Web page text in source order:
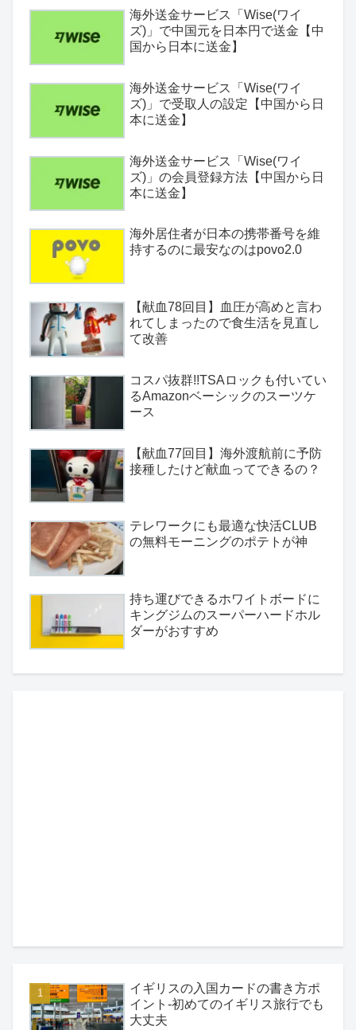
海外送金サービス「Wise(ワイ
ズ)」で中国元を日本円で送金【中
国から日本に送金】
海外送金サービス「Wise(ワイ
ズ)」で受取人の設定【中国から日
本に送金】
海外送金サービス「Wise(ワイ
ズ)」の会員登録方法【中国から日
本に送金】
海外居住者が日本の携帯番号を維
持するのに最安なのはpovo2.0
【献血78回目】血圧が高めと言わ
れてしまったので食生活を見直し
て改善
コスパ抜群!!TSAロックも付いてい
るAmazonベーシックのスーツケ
ース
【献血77回目】海外渡航前に予防
接種したけど献血ってできるの？
テレワークにも最適な快活CLUB
の無料モーニングのポテトが神
持ち運びできるホワイトボードに
キングジムのスーパーハードホル
ダーがおすすめ
イギリスの入国カードの書き方ポ
イント-初めてのイギリス旅行でも
大丈夫